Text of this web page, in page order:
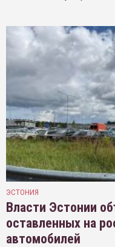
ЭСТОНИЯ
Власти Эстонии
оставленных на
автомобилей